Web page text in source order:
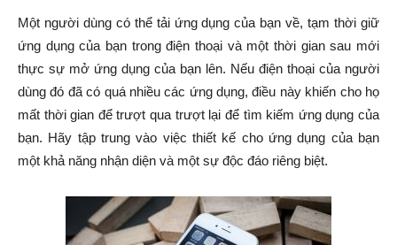
Một người dùng có thể tải ứng dụng của bạn về, tạm thời giữ
ứng dụng của bạn trong điện thoại và một thời gian sau mới
thực sự mở ứng dụng của bạn lên. Nếu điện thoại của người
dùng đó đã có quá nhiều các ứng dụng, điều này khiến cho họ
mất thời gian để trượt qua trượt lại để tìm kiếm ứng dụng của
bạn. Hãy tập trung vào việc thiết kế cho ứng dụng của bạn
một khả năng nhận diện và một sự độc đáo riêng biệt.